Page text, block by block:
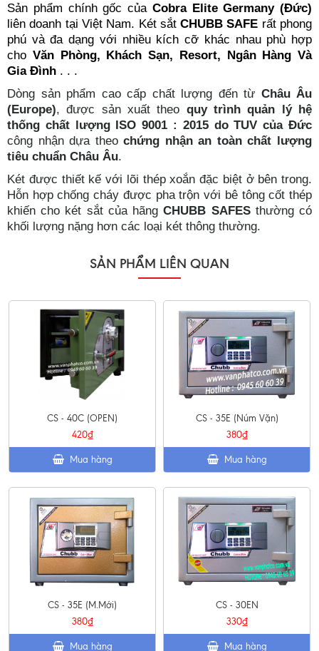
Sản phẩm chính gốc của Cobra Elite Germany (Đức)
liên doanh tại Việt Nam. Két sắtCHUBB SAFE rất phong
phú và đa dạng với nhiều kích cỡ khác nhau phù hợp
cho Văn Phòng, Khách Sạn, Resort, Ngân Hàng Và
Gia Đình . . .
Dòng sản phẩm cao cấp chất lượng đến từ Châu Âu
(Europe), được sản xuất theo quy trình quản lý hệ
thống chất lượng ISO 9001 : 2015 do TUV của Đức
công nhận dựa theochứng nhận an toàn chất lượng
tiêu chuẩn Châu Âu.
Két được thiết kế với lõi thép xoắn đặc biệt ở bên trong.
Hỗn hợp chống cháy được pha trộn với bê tông cốt thép
khiến cho két sắt của hãngCHUBB SAFESthường có
khối lượng nặng hơn các loại két thông thường.
SẢN PHẨM LIÊN QUAN
CS - 40C (OPEN)
420₫
Mua hàng
CS - 35E (Núm Vặn)
380₫
Mua hàng
CS - 35E (M.Mới)
380₫
Mua hàng
CS - 30EN
330₫
Mua hàng